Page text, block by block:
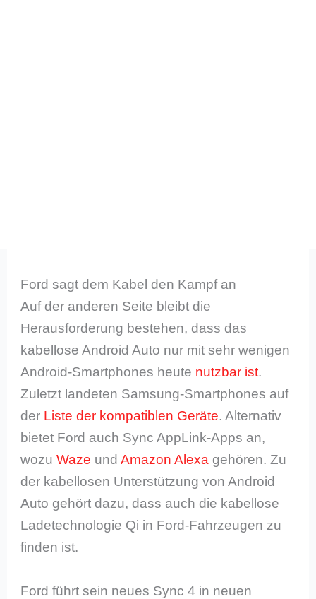
Ford sagt dem Kabel den Kampf an
Auf der anderen Seite bleibt die
Herausforderung bestehen, dass das
kabellose Android Auto nur mit sehr wenigen
Android-Smartphones heute nutzbar ist.
Zuletzt landeten Samsung-Smartphones auf
der Liste der kompatiblen Geräte. Alternativ
bietet Ford auch Sync AppLink-Apps an,
wozuWaze undAmazon Alexa gehören. Zu
der kabellosen Unterstützung von Android
Auto gehört dazu, dass auch die kabellose
Ladetechnologie Qi in Ford-Fahrzeugen zu
finden ist.
Ford führt sein neues Sync 4 in neuen